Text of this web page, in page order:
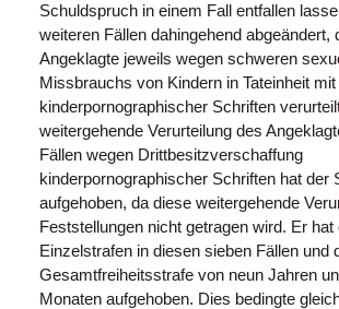
Schuldspruch in einem Fall entfallen
weiteren Fällen dahingehend abgeändert,
Angeklagte jeweils wegen schweren
Missbrauchs von Kindern in Tateinheit
kinderpornographischer Schriften
weitergehende Verurteilung des
Fällen wegen Drittbesitzverschaffung
kinderpornographischer Schriften hat der
aufgehoben, da diese weitergehende
Feststellungen nicht getragen wird. Er hat
Einzelstrafen in diesen sieben Fällen und
Gesamtfreiheitsstrafe von neun Jahren
Monaten aufgehoben. Dies bedingte